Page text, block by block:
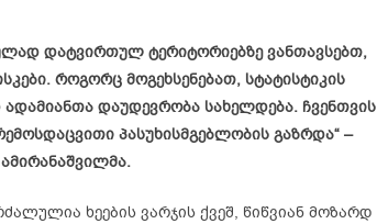
დატვირთულ ტერიტორიებზე ვანთავსებთ,
როგორც მოგეხსენებათ, სტატისტიკის
ადამიანთა დაუდევრობა სახელდება. ჩვენთვის
პასუხისმგებლობის გაზრდა“ –
ხეების ვარჯის ქვეშ, წიწვიან მოზარდ